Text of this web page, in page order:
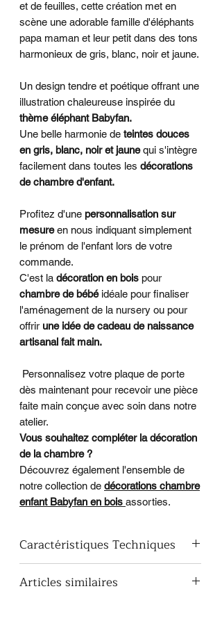
et de feuilles, cette création met en
scène une adorable famille d'éléphants
papa maman et leur petit dans des tons
harmonieux de gris, blanc, noir et jaune.
Un design tendre et poétique offrant une
illustration chaleureuse inspirée du
thème éléphant Babyfan.
Une belle harmonie de teintes douces
en gris, blanc, noir et jaunequi s'intègre
facilement dans toutes les décorations
de chambre d'enfant.
Profitez d'une personnalisation sur
mesureen nous indiquant simplement
le prénom de l'enfant lors de votre
commande.
C'est la décoration en bois pour
chambre de bébéidéale pour finaliser
l'aménagement de la nursery ou pour
offrir une idée de cadeau de naissance
artisanal fait main.
Personnalisez votre plaque de porte
dès maintenant pour recevoir une pièce
faite main conçue avec soin dans notre
atelier.
Vous souhaitez compléter la décoration
de la chambre ?
Découvrez également l'ensemble de
notre collection de décorations chambre
enfant Babyfan en bois assorties.
Caractéristiques Techniques
qualité, léger et résistant
Articles similaires